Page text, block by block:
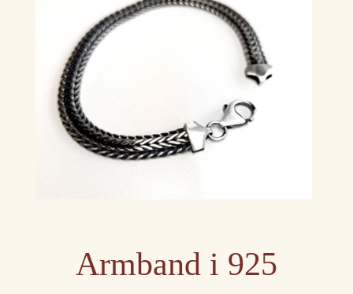
Armband i 925